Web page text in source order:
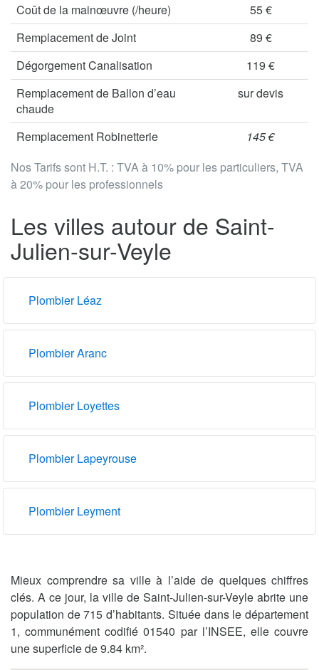
Nos Tarifs sont H.T. : TVA à 10% pour les particuliers, TVA
à 20% pour les professionnels
Coût de la mainœuvre (/heure)
55 €
Remplacement de Joint
89 €
Dégorgement Canalisation
119 €
Remplacement de Ballon d’eau
chaude
sur devis
Remplacement Robinetterie 145 €
Les villes autour de Saint-
Julien-sur-Veyle
Plombier Léaz
Plombier Aranc
Plombier Loyettes
Plombier Lapeyrouse
Plombier Leyment
Mieux comprendre sa ville à l’aide de quelques chiffres
clés. A ce jour, la ville de Saint-Julien-sur-Veyle abrite une
population de 715 d’habitants. Située dans le département
1, communément codifié 01540 par l’INSEE, elle couvre
une superficie de 9.84 km².